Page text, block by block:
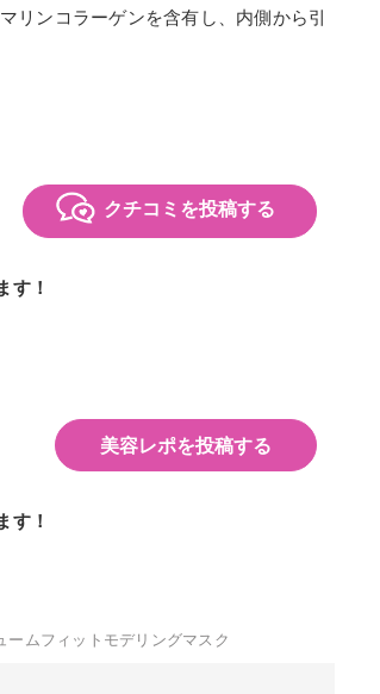
リンコラーゲンを含有し、内側から引
クチコミを投稿する
す！
美容レポを投稿する
す！
ームフィットモデリングマスク